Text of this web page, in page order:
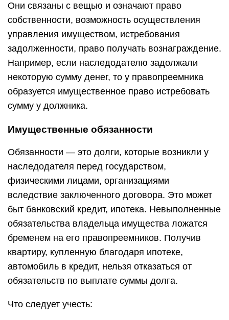
Они связаны с вещью и означают право
собственности, возможность осуществления
управления имуществом, истребования
задолженности, право получать вознаграждение.
Например, если наследодателю задолжали
некоторую сумму денег, то у правопреемника
образуется имущественное право истребовать
сумму у должника.
Имущественные обязанности
Обязанности — это долги, которые возникли у
наследодателя перед государством,
физическими лицами, организациями
вследствие заключенного договора. Это может
быт банковский кредит, ипотека. Невыполненные
обязательства владельца имущества ложатся
бременем на его правопреемников. Получив
квартиру, купленную благодаря ипотеке,
автомобиль в кредит, нельзя отказаться от
обязательств по выплате суммы долга.
Что следует учесть: